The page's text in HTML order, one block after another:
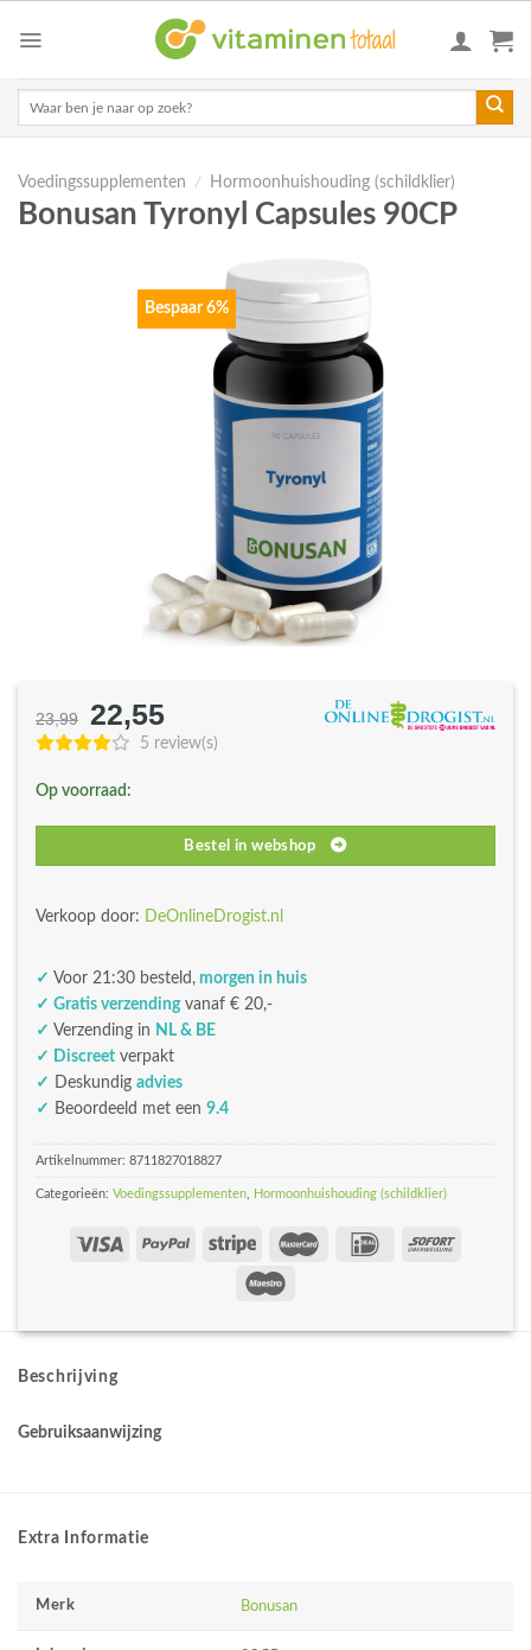
Voedingssupplementen / Hormoonhuishouding (schildklier)
Bonusan Tyronyl Capsules 90CP
Bespaar 6%
23,99
Oorspronkelijke
prijs
€23,99.
22,55Huidige
prijs
5 review(s)
Op voorraad:
Bestel in webshop
Verkoop door: DeOnlineDrogist.nl
✓ Voor 21:30 besteld, morgen in huis
✓ Gratis verzendingvanaf € 20,-
✓ Verzending in NL & BE
✓ Discreet verpakt
✓
Deskundig advies
✓ Beoordeeld met een 9.4
Artikelnummer: 8711827018827
Categorieën: Voedingssupplementen Hormoonhuishouding (schildklier)
Beschrijving
Gebruiksaanwijzing
Extra Informatie
Merk Bonusan